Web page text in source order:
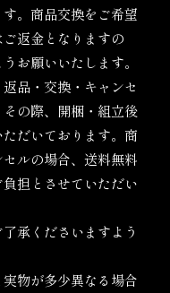
。商品交換をご希望
返金となりますの
お願いいたします。
品・交換・キャンセ
の際、開梱・組立後
だいております。商
ルの場合、送料無料
担とさせていただい
承くださいますよう
物が多少異なる場合